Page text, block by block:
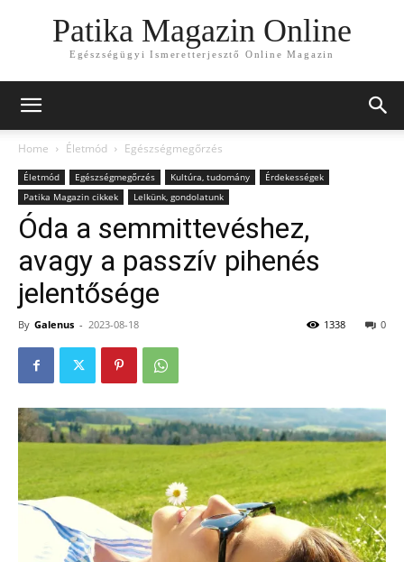
Patika Magazin Online
Egészségügyi Ismeretterjesztő Online Magazin
Home Életmód Egészségmegőrzés
Életmód Egészségmegőrzés Kultúra, tudomány
Érdekességek
Patika Magazin cikkek
Lelkünk, gondolatunk
Óda a semmittevéshez,
avagy a passzív pihenés
jelentősége
By Galenus - 2023-08-18 0
1338